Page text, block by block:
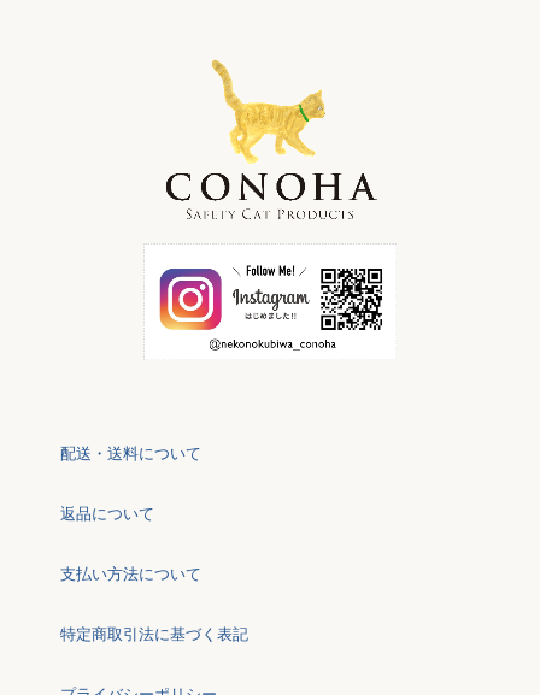
配送・送料について
返品について
支払い方法について
特定商取引法に基づく表記